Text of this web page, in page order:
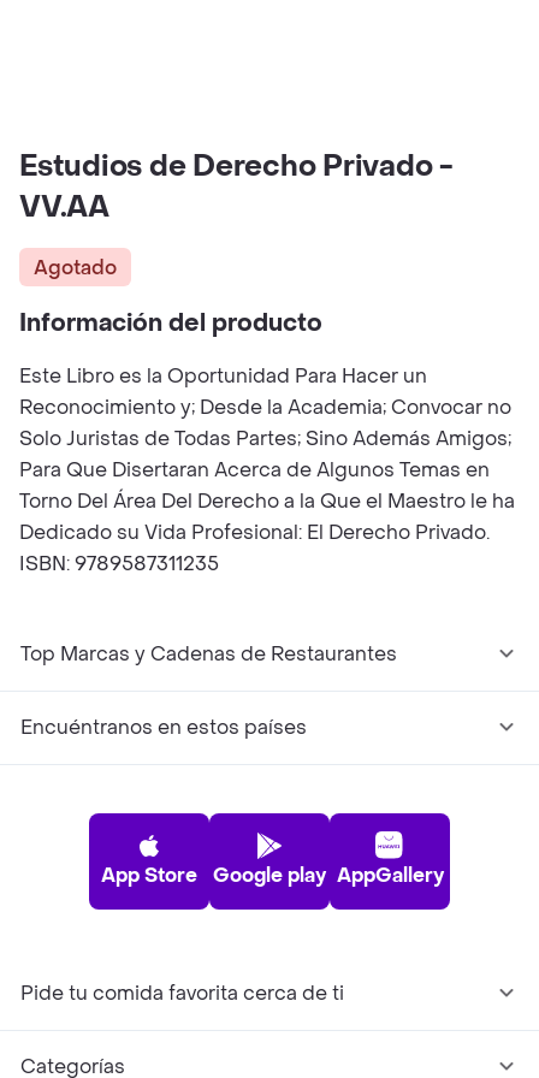
Estudios de Derecho Privado -
VV.AA
Agotado
Información del producto
Este Libro es la Oportunidad Para Hacer un
Reconocimiento y; Desde la Academia; Convocar no
Solo Juristas de Todas Partes; Sino Además Amigos;
Para Que Disertaran Acerca de Algunos Temas en
Torno Del Área Del Derecho a la Que el Maestro le ha
Dedicado su Vida Profesional: El Derecho Privado.
ISBN: 9789587311235
Top Marcas y Cadenas de Restaurantes
Encuéntranos en estos países
App Store Google play AppGallery
Pide tu comida favorita cerca de ti
Categorías